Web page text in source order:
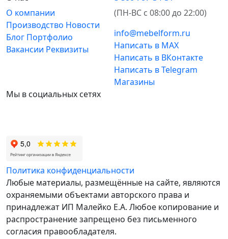
О компании
Производство Новости
Блог Портфолио
Вакансии Реквизиты
(ПН-ВС с 08:00 до 22:00)
info@mebelform.ru
Написать в MAX
Написать в ВКонтакте
Написать в Telegram
Магазины
Мы в социальных сетях
Политика конфиденциальности
Любые материалы, размещённые на сайте, являются
охраняемыми объектами авторского права и
принадлежат ИП Малейко E.А. Любое копирование и
распространение запрещено без письменного
согласия правообладателя.